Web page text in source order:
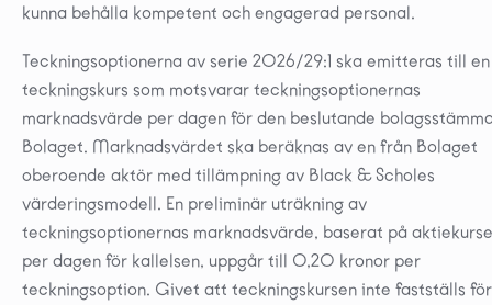
kunna behålla kompetent och engagerad personal.
Teckningsoptionerna av serie 2026/29:1 ska emitteras till en
teckningskurs som motsvarar teckningsoptionernas
marknadsvärde per dagen för den beslutande
Bolaget. Marknadsvärdet ska beräknas av en från Bolaget
oberoende aktör med tillämpning av Black & Scholes
värderingsmodell. En preliminär uträkning av
teckningsoptionernas marknadsvärde, baserat på
per dagen för kallelsen, uppgår till 0,20 kronor per
teckningsoption. Givet att teckningskursen inte fastställs